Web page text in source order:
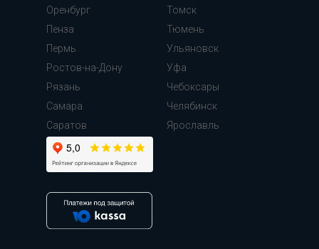
Оренбург
Пенза
Пермь
Ростов-на-Дону
Рязань
Самара
Cаратов
Томск
Тюмень
Ульяновск
Уфа
Чебоксары
Челябинск
Ярославль